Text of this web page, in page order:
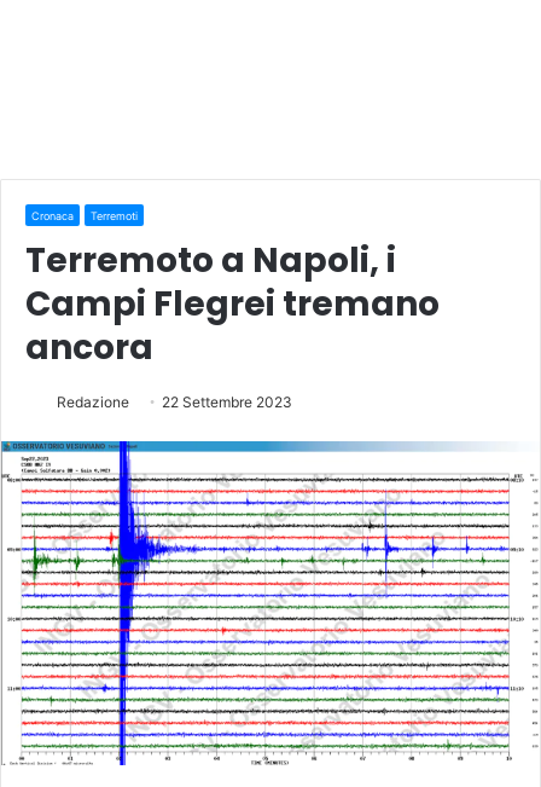
Cronaca Terremoti
Terremoto a Napoli, i
Campi Flegrei tremano
ancora
Redazione 22 Settembre 2023